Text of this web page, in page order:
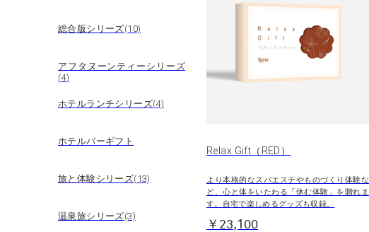
総合版シリーズ(10)
アフタヌーンティーシリーズ
(4)
ホテルランチシリーズ(4)
ホテルバーギフト
旅と体験シリーズ(13)
温泉旅シリーズ(3)
Relax Gift（RED）
より本格的なスパエステやものづくり体験な
ど、心と体をいたわる「休む体験」を贈れま
す。自宅で楽しめるグッズも収録。
￥23,100